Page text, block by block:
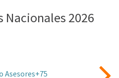
Nacionales 2026